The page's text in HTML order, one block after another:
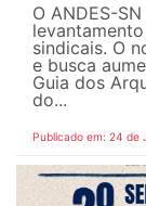
O ANDES-
sindicais. O
e busca
Guia dos
do...
Publicado em: 24 de